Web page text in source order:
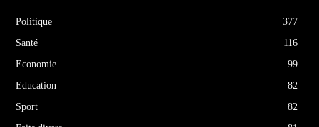
Politique
377
Santé
116
Economie
99
Education
82
Sport
82